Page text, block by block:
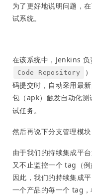
为了更好地说明问题，
试系统。
在该系统中，Jenkins
Code Repository
码提交时，自动采用最
包（apk）触发自动化测
试任务。
然后再说下分支管理模块
由于我们的持续集成平
又不止监控一个 tag（
因此，我们的持续集成
一个产品的每一个 tag